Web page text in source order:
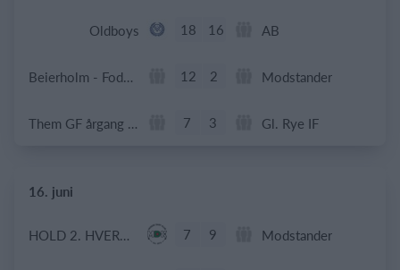
Oldboys 18 16 AB
Beierholm - Fodbold 12 2 Modstander
Them GF årgang 2014 7 3 Gl. Rye IF
16. juni
HOLD 2. HVERDAGSTURNERINGEN. 7 9 Modstander